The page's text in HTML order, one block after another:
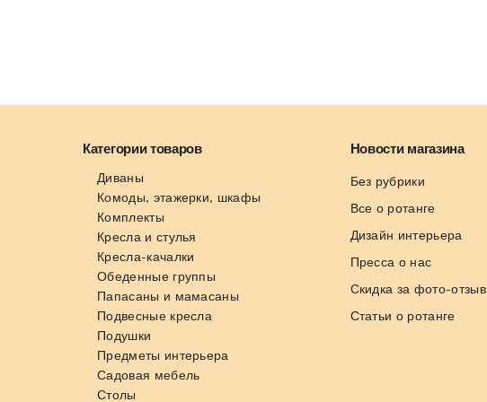
Категории товаров
Диваны
Комоды, этажерки, шкафы
Комплекты
Кресла и стулья
Кресла-качалки
Обеденные группы
Папасаны и мамасаны
Подвесные кресла
Подушки
Предметы интерьера
Садовая мебель
Столы
Новости магазина
Без рубрики
Все о ротанге
Дизайн интерьера
Пресса о нас
Скидка за фото-отзыв
Статьи о ротанге